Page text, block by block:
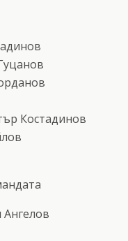
Костадинов